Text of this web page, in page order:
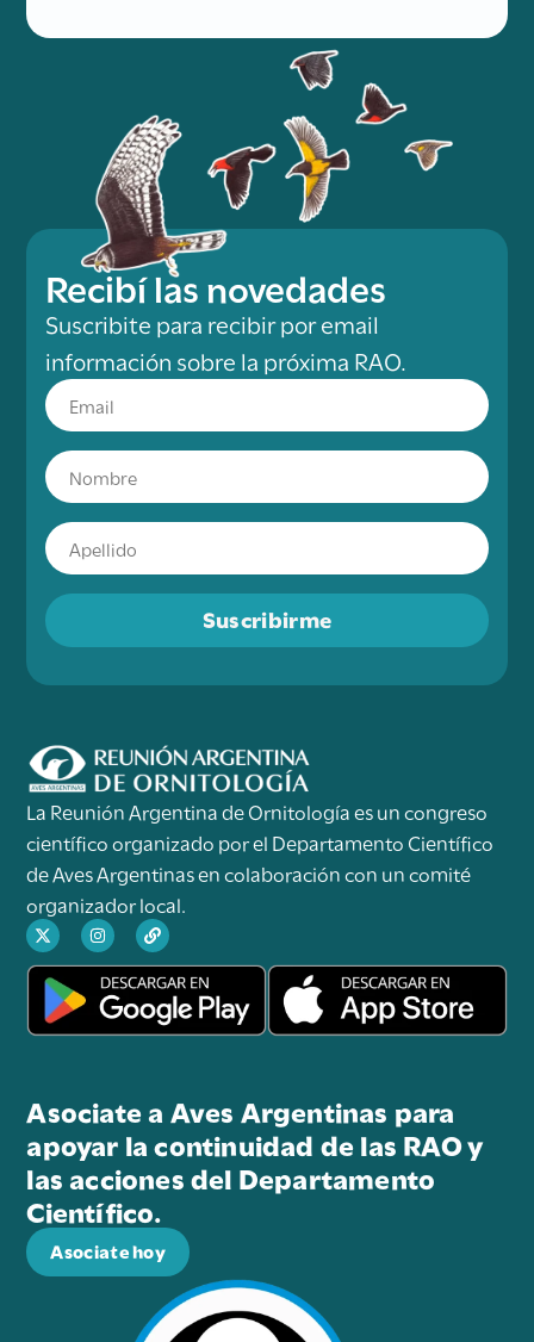
Recibí las novedades
Suscribite para recibir por email
información sobre la próxima RAO.
Suscribirme
La Reunión Argentina de Ornitología es un congreso
científico organizado por el Departamento Científico
de Aves Argentinas en colaboración con un comité
organizador local.
Asociate a Aves Argentinas para
apoyar la continuidad de las RAO y
las acciones del Departamento
Científico.
Asociate hoy